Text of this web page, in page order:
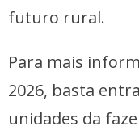
futuro rural.
Para mais
2026, basta
unidades da